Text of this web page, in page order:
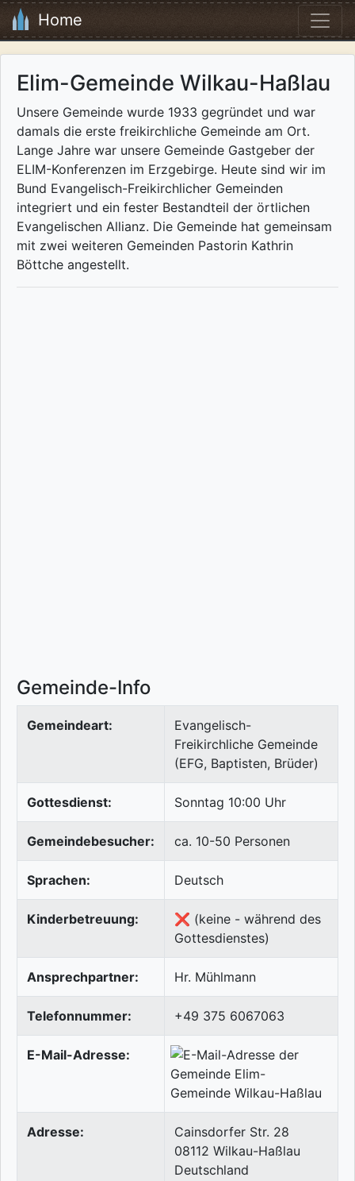
Home
Elim-Gemeinde Wilkau-Haßlau
Unsere Gemeinde wurde 1933 gegründet und war
damals die erste freikirchliche Gemeinde am Ort.
Lange Jahre war unsere Gemeinde Gastgeber der
ELIM-Konferenzen im Erzgebirge. Heute sind wir im
Bund Evangelisch-Freikirchlicher Gemeinden
integriert und ein fester Bestandteil der örtlichen
Evangelischen Allianz. Die Gemeinde hat gemeinsam
mit zwei weiteren Gemeinden Pastorin Kathrin
Böttche angestellt.
Gemeinde-Info
Gemeindeart:
Evangelisch-
Freikirchliche Gemeinde
(EFG, Baptisten, Brüder)
Gottesdienst: Sonntag 10:00 Uhr
Gemeindebesucher: ca. 10-50 Personen
Sprachen: Deutsch
Kinderbetreuung:
❌ (keine - während des
Gottesdienstes)
Ansprechpartner: Hr. Mühlmann
Telefonnummer: +49 375 6067063
E-Mail-Adresse:
Adresse:
Cainsdorfer Str. 28
08112 Wilkau-Haßlau
Deutschland